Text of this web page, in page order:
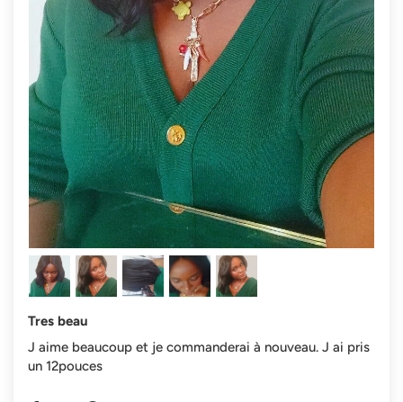
Tres beau
J aime beaucoup et je commanderai à nouveau. J ai pris
un 12pouces